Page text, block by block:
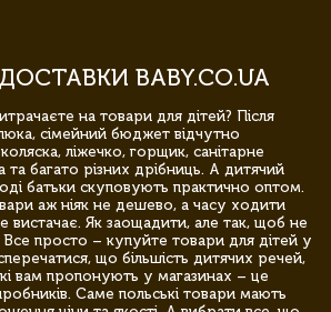
BABY.CO.UA
на товари для дітей? Після
сімейний бюджет відчутно
ліжечко, горщик, санітарне
багато різних дрібниць. А дитячий
батьки скуповують практично оптом.
аж ніяк не дешево, а часу ходити
вистачає. Як заощадити, але так, щоб не
Все просто – купуйте товари для дітей у
що більшість дитячих речей,
вам пропонують у магазинах – це
Саме польські товари мають